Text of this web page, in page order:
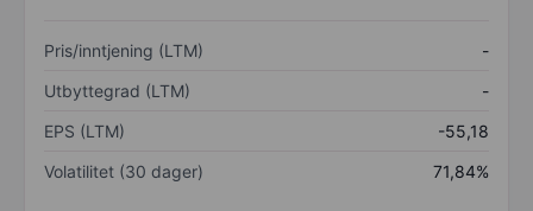
Pris/inntjening (LTM)
-
Utbyttegrad (LTM)
-
EPS (LTM)
-55,18
Volatilitet (30 dager)
71,84%